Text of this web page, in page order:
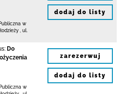
w
ul.
dodaj do listy
Do
w
zarezerwuj
dodaj do listy